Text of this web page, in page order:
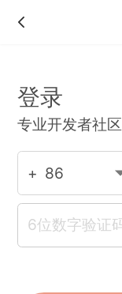
登录
专业开发者社区
86